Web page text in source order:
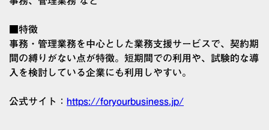
■特徴
事務・管理業務を中心とした業務支援サービスで、契約期
間の縛りがない点が特徴。短期間での利用や、試験的な導
入を検討している企業にも利用しやすい。
公式サイト： https://foryourbusiness.jp/